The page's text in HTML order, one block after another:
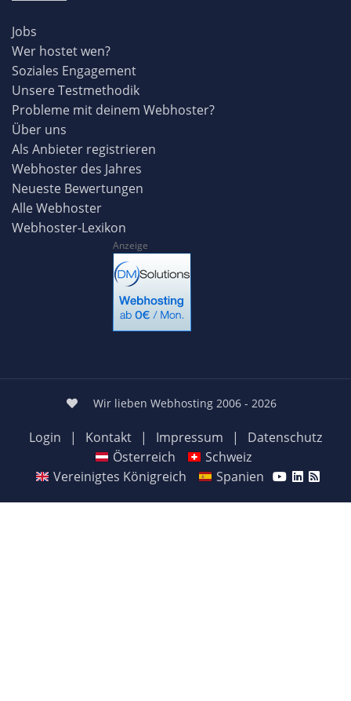
Jobs
Wer hostet wen?
Soziales Engagement
Unsere Testmethodik
Probleme mit deinem Webhoster?
Über uns
Als Anbieter registrieren
Webhoster des Jahres
Neueste Bewertungen
Alle Webhoster
Webhoster-Lexikon
Anzeige
Wir lieben Webhosting 2006 - 2026
Login | Kontakt | Impressum |
Datenschutz
Österreich
Schweiz
Vereinigtes Königreich
Spanien